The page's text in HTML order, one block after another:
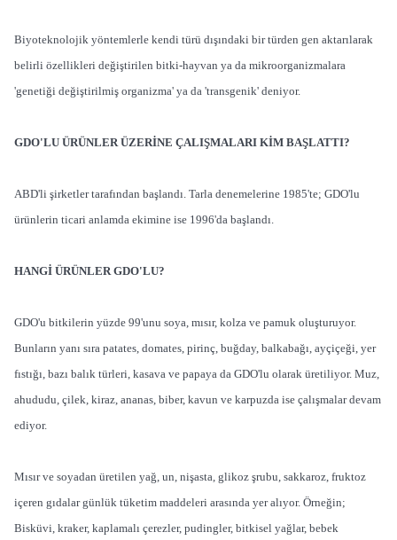
Biyoteknolojik yöntemlerle kendi türü dışındaki bir türden gen aktarılarak
belirli özellikleri değiştirilen bitki-hayvan ya da mikroorganizmalara
'genetiği değiştirilmiş organizma' ya da 'transgenik' deniyor.
GDO'LU ÜRÜNLER ÜZERİNE ÇALIŞMALARI KİM BAŞLATTI?
ABD'li şirketler tarafından başlandı. Tarla denemelerine 1985'te; GDO'lu
ürünlerin ticari anlamda ekimine ise 1996'da başlandı.
HANGİ ÜRÜNLER GDO'LU?
GDO'u bitkilerin yüzde 99'unu soya, mısır, kolza ve pamuk oluşturuyor.
Bunların yanı sıra patates, domates, pirinç, buğday, balkabağı, ayçiçeği, yer
fıstığı, bazı balık türleri, kasava ve papaya da GDO'lu olarak üretiliyor. Muz,
ahududu, çilek, kiraz, ananas, biber, kavun ve karpuzda ise çalışmalar devam
ediyor.
Mısır ve soyadan üretilen yağ, un, nişasta, glikoz şrubu, sakkaroz, fruktoz
içeren gıdalar günlük tüketim maddeleri arasında yer alıyor. Örneğin;
Bisküvi, kraker, kaplamalı çerezler, pudingler, bitkisel yağlar, bebek